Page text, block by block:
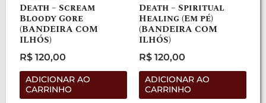
Death – Scream
Bloody Gore
(BANDEIRA COM
ILHÓS)
Avaliação
0
R$ 120,00
ADICIONAR AO
CARRINHO
Death – Spiritual
Healing (Em pé)
(BANDEIRA COM
ILHÓS)
Avaliação
0
R$ 120,00
ADICIONAR AO
CARRINHO